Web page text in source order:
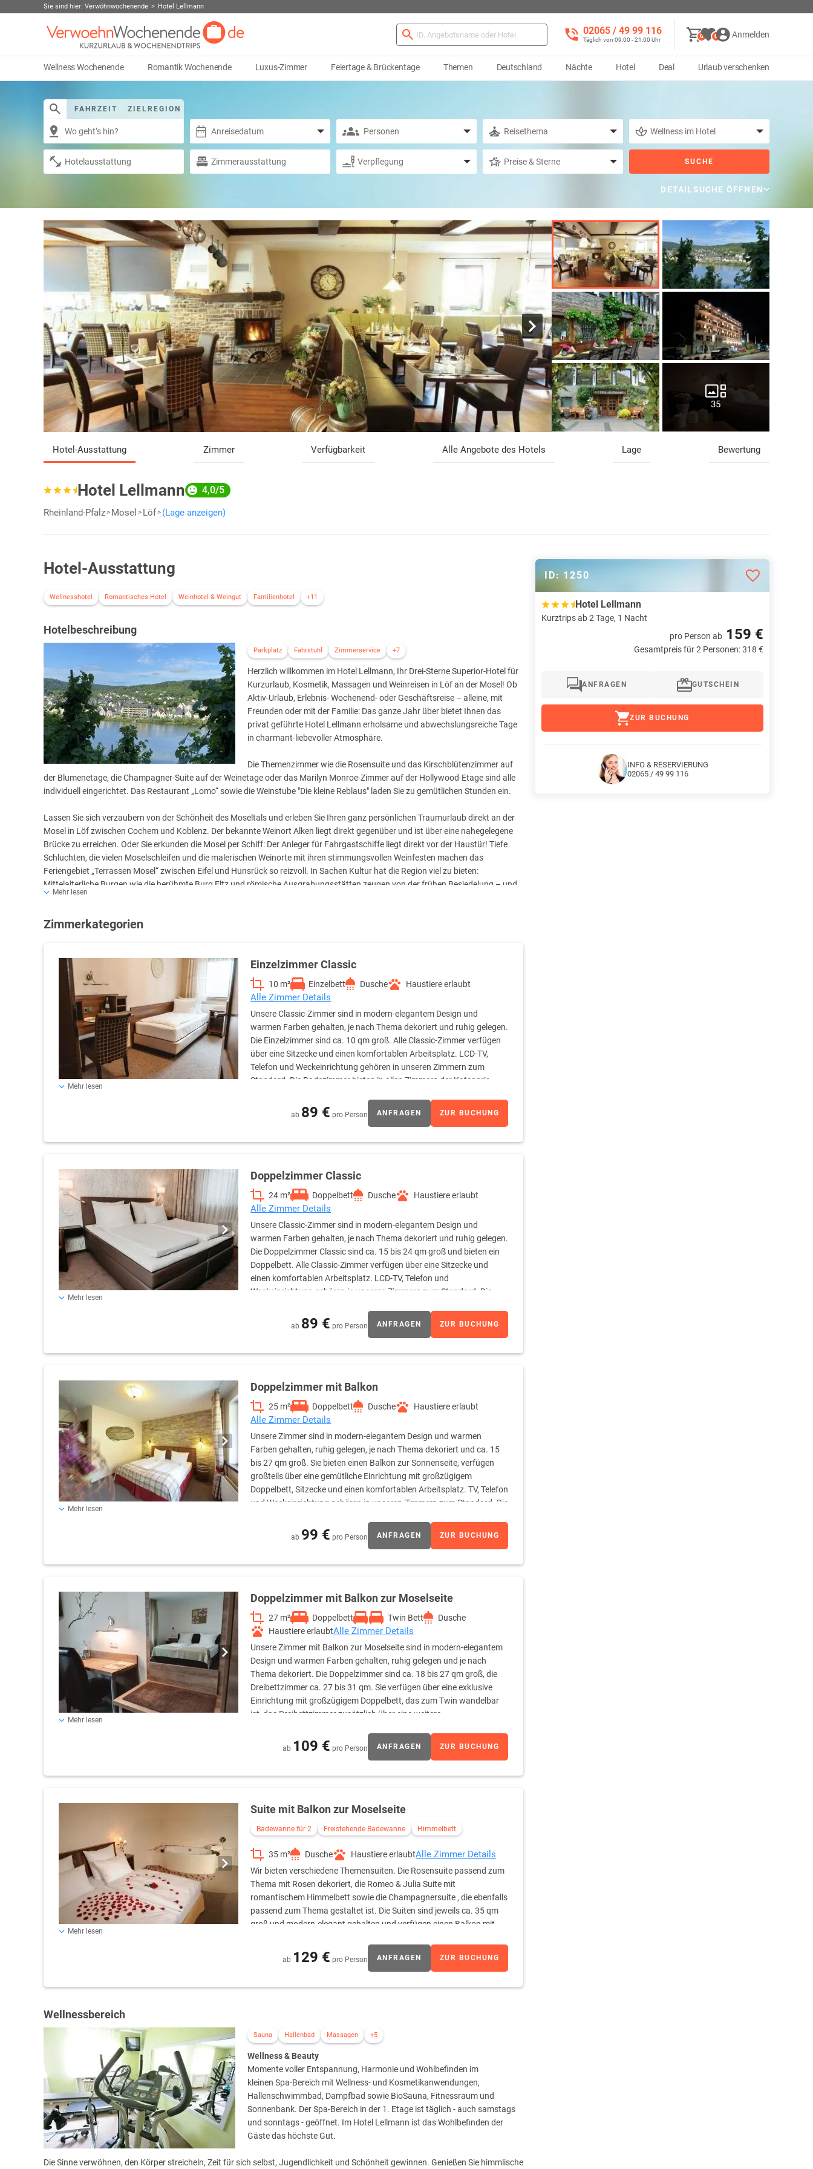
Sie sind hier: Verwöhnwochenende Hotel Lellmann
02065 / 49 ‌99 116
Täglich von 09:00 - 21:00 Uhr
0 0 Anmelden
Wellness Wochenende Romantik Wochenende Luxus-Zimmer Feiertage & Brückentage Themen Deutschland Nächte Hotel Deal Urlaub verschenken
FAHRZEIT ZIELREGION
SUCHE
DETAILSUCHE ÖFFNEN
35
Hotel-Ausstattung Zimmer Verfügbarkeit Alle Angebote des Hotels Lage Bewertung
Hotel Lellmann 4,0/5
Rheinland-Pfalz Mosel Löf (Lage anzeigen)
Hotel-Ausstattung
Wellnesshotel Romantisches Hotel Weinhotel & Weingut Familienhotel +11
Hotelbeschreibung
Parkplatz Fahrstuhl Zimmerservice +7
Herzlich willkommen im Hotel Lellmann, Ihr Drei-Sterne Superior-Hotel für
Kurzurlaub, Kosmetik, Massagen und Weinreisen in Löf an der Mosel! Ob
Aktiv-Urlaub, Erlebnis- Wochenend- oder Geschäftsreise – alleine, mit
Freunden oder mit der Familie: Das ganze Jahr über bietet Ihnen das
privat geführte Hotel Lellmann erholsame und abwechslungsreiche Tage
in charmant-liebevoller Atmosphäre.
Die Themenzimmer wie die Rosensuite und das Kirschblütenzimmer auf
der Blumenetage, die Champagner-Suite auf der Weinetage oder das Marilyn Monroe-Zimmer auf der Hollywood-Etage sind alle
individuell eingerichtet. Das Restaurant „Lomo“ sowie die Weinstube "Die kleine Reblaus" laden Sie zu gemütlichen Stunden ein.
Lassen Sie sich verzaubern von der Schönheit des Moseltals und erleben Sie Ihren ganz persönlichen Traumurlaub direkt an der
Mosel in Löf zwischen Cochem und Koblenz. Der bekannte Weinort Alken liegt direkt gegenüber und ist über eine nahegelegene
Brücke zu erreichen. Oder Sie erkunden die Mosel per Schiff: Der Anleger für Fahrgastschiffe liegt direkt vor der Haustür! Tiefe
Schluchten, die vielen Moselschleifen und die malerischen Weinorte mit ihren stimmungsvollen Weinfesten machen das
Feriengebiet „Terrassen Mosel“ zwischen Eifel und Hunsrück so reizvoll. In Sachen Kultur hat die Region viel zu bieten:
Mittelalterliche Burgen wie die berühmte Burg Eltz und römische Ausgrabungsstätten zeugen von der frühen Besiedelung – und
von den Anfängen des Weinbaus im Moseltal.
Löf erreichen Sie bequem über die A48 & A 61 Der Flughafen Hahn ist nur 49 Kilometer entfernt, der Flughafen Köln/Bonn 104
Mehr lesen
Zimmerkategorien
Einzelzimmer Classic
10 m² Einzelbett Dusche Haustiere erlaubt
Alle Zimmer Details
Unsere Classic-Zimmer sind in modern-elegantem Design und
warmen Farben gehalten, je nach Thema dekoriert und ruhig gelegen.
Die Einzelzimmer sind ca. 10 qm groß. Alle Classic-Zimmer verfügen
über eine Sitzecke und einen komfortablen Arbeitsplatz. LCD-TV,
Telefon und Weckeinrichtung gehören in unseren Zimmern zum
Standard. Die Badezimmer bieten in allen Zimmern der Kategorie
Mehr lesen
ab 89 € pro Person ANFRAGEN ZUR BUCHUNG
Doppelzimmer Classic
24 m² Doppelbett Dusche Haustiere erlaubt
Alle Zimmer Details
Unsere Classic-Zimmer sind in modern-elegantem Design und
warmen Farben gehalten, je nach Thema dekoriert und ruhig gelegen.
Die Doppelzimmer Classic sind ca. 15 bis 24 qm groß und bieten ein
Doppelbett. Alle Classic-Zimmer verfügen über eine Sitzecke und
einen komfortablen Arbeitsplatz. LCD-TV, Telefon und
Weckeinrichtung gehören in unseren Zimmern zum Standard. Die
Mehr lesen
ab 89 € pro Person ANFRAGEN ZUR BUCHUNG
Doppelzimmer mit Balkon
25 m² Doppelbett Dusche Haustiere erlaubt
Alle Zimmer Details
Unsere Zimmer sind in modern-elegantem Design und warmen
Farben gehalten, ruhig gelegen, je nach Thema dekoriert und ca. 15
bis 27 qm groß. Sie bieten einen Balkon zur Sonnenseite, verfügen
großteils über eine gemütliche Einrichtung mit großzügigem
Doppelbett, Sitzecke und einen komfortablen Arbeitsplatz. TV, Telefon
und Weckeinrichtung gehören in unseren Zimmern zum Standard. Die
Mehr lesen
ab 99 € pro Person ANFRAGEN ZUR BUCHUNG
Doppelzimmer mit Balkon zur Moselseite
27 m² Doppelbett Twin Bett
Dusche
Haustiere erlaubtAlle Zimmer Details
Unsere Zimmer mit Balkon zur Moselseite sind in modern-elegantem
Design und warmen Farben gehalten, ruhig gelegen und je nach
Thema dekoriert. Die Doppelzimmer sind ca. 18 bis 27 qm groß, die
Dreibettzimmer ca. 27 bis 31 qm. Sie verfügen über eine exklusive
Einrichtung mit großzügigem Doppelbett, das zum Twin wandelbar
ist, das Dreibettzimmer zusätzlich über eine weitere
gehören in unseren Zimmern zum Standard. Die in frischem Bunt-weiß-Kontrast gehaltenen Badezimmer bieten in allen
Zimmern verglaste Dusche, WC, Schminkspiegel sowie ausreichende und angenehme Beleuchtung.
Mehr lesen
ab 109 € pro Person ANFRAGEN ZUR BUCHUNG
Suite mit Balkon zur Moselseite
Badewanne für 2 Freistehende Badewanne Himmelbett
35 m² Dusche Haustiere erlaubtAlle Zimmer Details
Wir bieten verschiedene Themensuiten. Die Rosensuite passend zum
Thema mit Rosen dekoriert, die Romeo & Julia Suite mit
romantischem Himmelbett sowie die Champagnersuite , die ebenfalls
passend zum Thema gestaltet ist. Die Suiten sind jeweils ca. 35 qm
groß und modern-elegant gehalten und verfügen einen Balkon mit
unseren Zimmern zum Standard. Die in frischem Bunt-weiß-Kontrast gehaltenen Badezimmer bieten in allen Zimmern
verglaste Dusche, separates WC, Schminkspiegel sowie ausreichende und angenehme Beleuchtung.
Mehr lesen
ab 129 € pro Person ANFRAGEN ZUR BUCHUNG
Wellnessbereich
Sauna Hallenbad Massagen +5
Wellness & Beauty
Momente voller Entspannung, Harmonie und Wohlbefinden im
kleinen Spa-Bereich mit Wellness- und Kosmetikanwendungen,
Hallenschwimmbad, Dampfbad sowie BioSauna, Fitnessraum und
Sonnenbank. Der Spa-Bereich in der 1. Etage ist täglich - auch samstags
und sonntags - geöffnet. Im Hotel Lellmann ist das Wohlbefinden der
Gäste das höchste Gut.
Die Sinne verwöhnen, den Körper streicheln, Zeit für sich selbst, Jugendlichkeit und Schönheit gewinnen. Genießen Sie himmlische
ID: 1250
Hotel Lellmann
Kurztrips ab 2 Tage, 1 Nacht
pro Person ab 159 €
Gesamtpreis für 2 Personen: 318 €
ANFRAGEN GUTSCHEIN
ZUR BUCHUNG
INFO & RESERVIERUNG
02065 / 49 99 116